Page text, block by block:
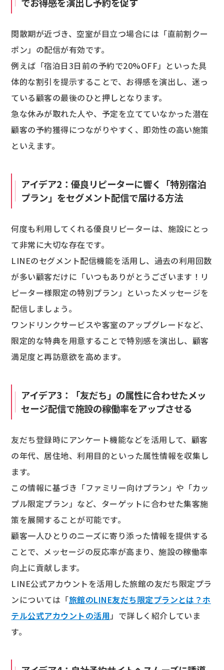
でお得感を演出し予約を促す
閑散期が近づき、空室が目立つ場合には「直前割クー
ポン」の配信が有効です。
例えば「宿泊日3日前の予約で20%OFF」といった具
体的な割引を提示することで、お得感を演出し、迷っ
ている顧客の最後のひと押しとなります。
急な休みが取れた人や、予定を立てていなかった潜在
顧客の予約獲得につながりやすく、即効性の高い施策
といえます。
アイデア2：優良リピーターに響く「特別宿泊
プラン」をセグメント配信で届ける方法
何度も利用してくれる優良リピーターは、施設にとっ
て非常に大切な存在です。
LINEのセグメント配信機能を活用し、過去の利用回数
が多い顧客だけに「いつもありがとうございます！リ
ピーター様限定の特別プラン」といったメッセージを
配信しましょう。
ワンドリンクサービスや客室のアップグレードなど、
限定的な特典を用意することで特別感を演出し、顧客
満足度と再訪意欲を高めます。
アイデア3：「友だち」の属性に合わせたメッ
セージ配信で施設の稼働率をアップさせる
友だち登録時にアンケート機能などを活用して、顧客
の年代、居住地、利用目的といった属性情報を収集し
ます。
この情報に基づき「ファミリー向けプラン」や「カッ
プル限定プラン」など、ターゲットに合わせた集客施
策を展開することが可能です。
顧客一人ひとりのニーズに寄り添った情報を提供する
ことで、メッセージの反応率が高まり、施設の稼働率
向上に貢献します。
LINE公式アカウントを活用した旅館の友だち限定プラ
ンについては「旅館のLINE友だち限定プランとは？ホ
テル公式アカウントの活用」で詳しく紹介していま
す。